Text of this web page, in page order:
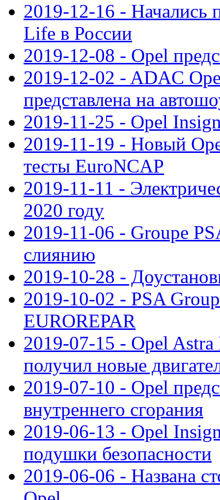
2019-12-16 - Начались
Life в России
2019-12-08 - Opel
2019-12-02 - ADAC
представлена на
2019-11-25 - Opel
2019-11-19 - Новый
тесты EuroNCAP
2019-11-11 -
2020 году
2019-11-06 - Groupe
слиянию
2019-10-28 -
2019-10-02 - PSA
EUROREPAR
2019-07-15 - Opel Astra
получил новые
2019-07-10 - Opel
внутреннего сгорания
2019-06-13 - Opel
подушки безопасности
2019-06-06 - Названа